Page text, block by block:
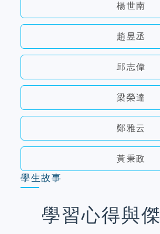
楊世南
趙昱丞
邱志偉
梁榮達
鄭雅云
黃秉政
學生故事
學習心得與